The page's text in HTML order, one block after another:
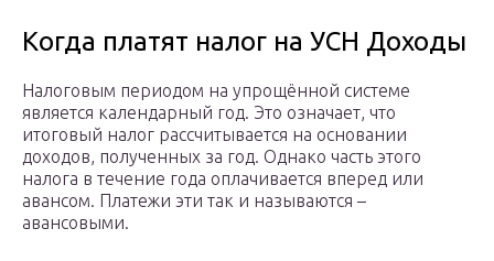
Когда платят налог на УСН Доходы
Налоговым периодом на упрощённой системе
является календарный год. Это означает, что
итоговый налог рассчитывается на основании
доходов, полученных за год. Однако часть этого
налога в течение года оплачивается вперед или
авансом. Платежи эти так и называются –
авансовыми.